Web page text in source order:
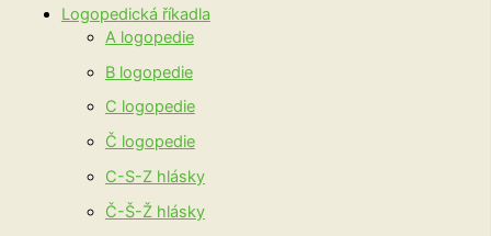
Logopedická říkadla
A logopedie
B logopedie
C logopedie
Č logopedie
C-S-Z hlásky
Č-Š-Ž hlásky